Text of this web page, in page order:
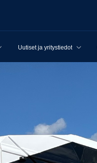
Uutiset ja yritystiedot